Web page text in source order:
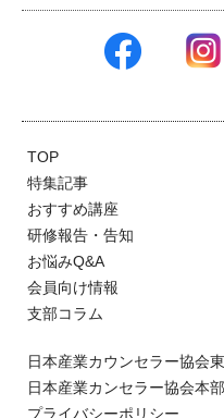
TOP
特集記事
おすすめ講座
研修報告・告知
お悩みQ&A
会員向け情報
支部コラム
日本産業カウンセラー協会
日本産業カンセラー協会本部
プライバシーポリシー